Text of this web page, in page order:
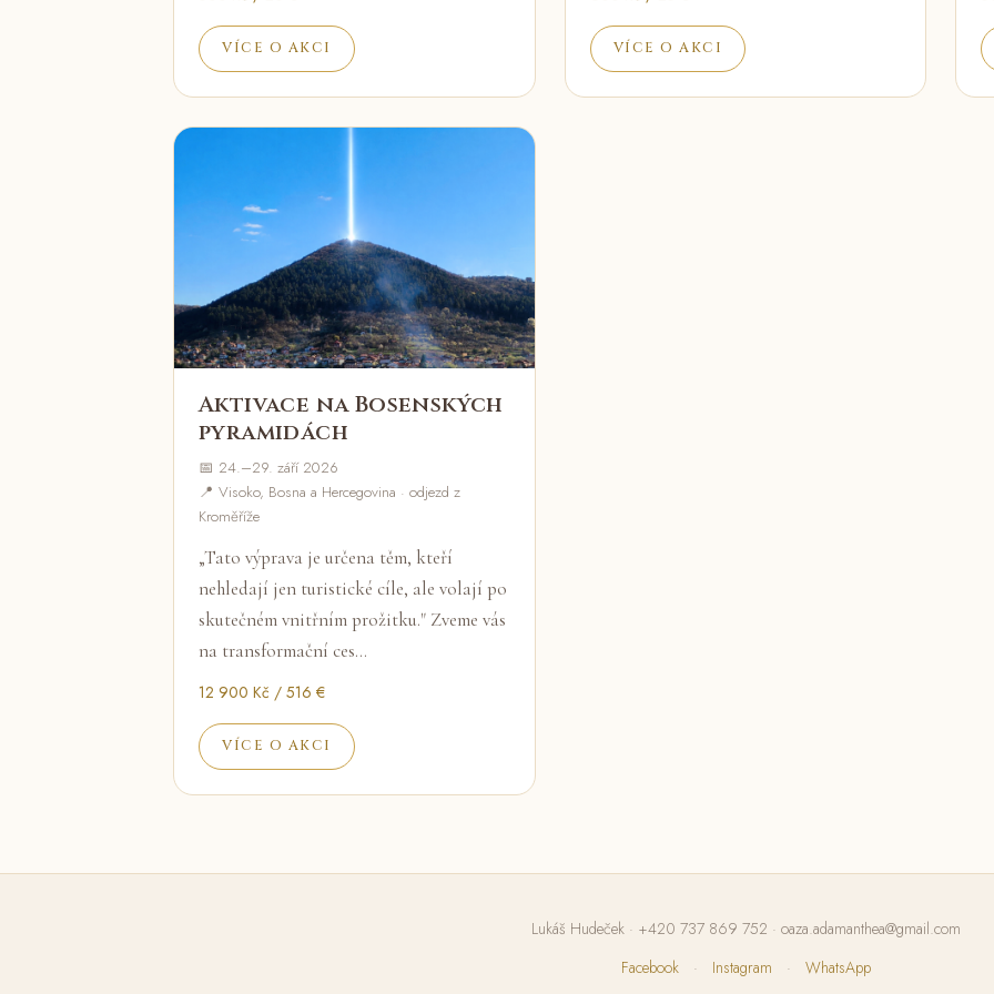
VÍCE O AKCI VÍCE O AKCI
Aktivace na Bosenských
pyramidách
📅 24.–29. září 2026
📍 Visoko, Bosna a Hercegovina · odjezd z
Kroměříže
„Tato výprava je určena těm, kteří
nehledají jen turistické cíle, ale volají po
skutečném vnitřním prožitku." Zveme vás
na transformační ces…
12 900 Kč / 516 €
VÍCE O AKCI
Lukáš Hudeček · +420 737 869 752 · oaza.adamanthea@gmail.com
Facebook
· Instagram · WhatsApp